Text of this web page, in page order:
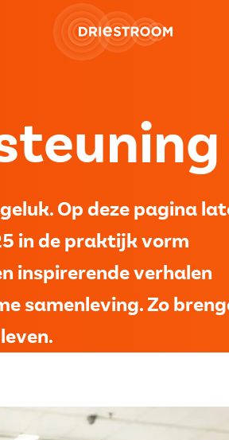
Op deze pagina
in de praktijk vorm
inspirerende verhalen
samenleving. Zo